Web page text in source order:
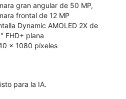
gran angular de 50 MP,
frontal de 12 MP
Dynamic AMOLED 2X de
FHD+ plana
x 1080 píxeles
para la IA.